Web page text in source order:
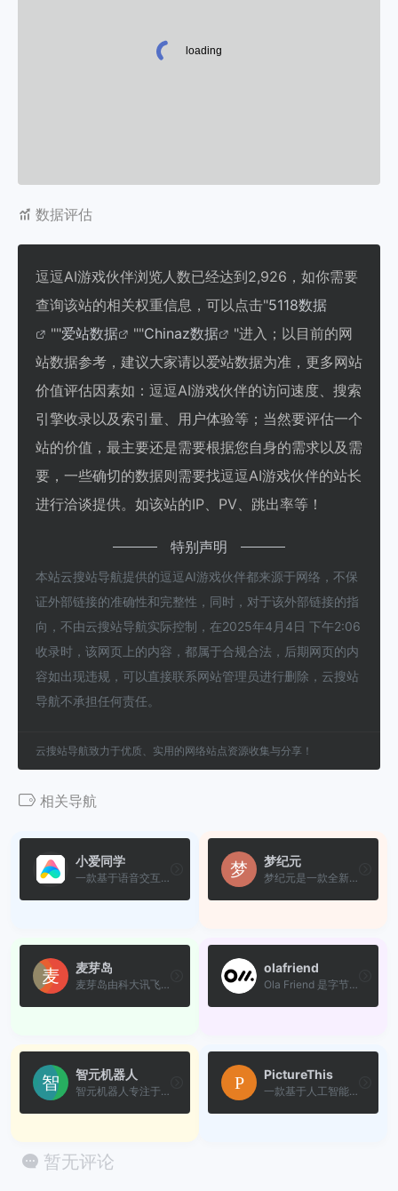
数据评估
逗逗AI游戏伙伴浏览人数已经达到2,926，如你需要
查询该站的相关权重信息，可以点击"5118数据
""爱站数据 ""Chinaz数据
"进入；以目前的网
站数据参考，建议大家请以爱站数据为准，更多网站
价值评估因素如：逗逗AI游戏伙伴的访问速度、搜索
引擎收录以及索引量、用户体验等；当然要评估一个
站的价值，最主要还是需要根据您自身的需求以及需
要，一些确切的数据则需要找逗逗AI游戏伙伴的站长
进行洽谈提供。如该站的IP、PV、跳出率等！
特别声明
本站云搜站导航提供的逗逗AI游戏伙伴都来源于网络，不保
证外部链接的准确性和完整性，同时，对于该外部链接的指
向，不由云搜站导航实际控制，在2025年4月4日 下午2:06
收录时，该网页上的内容，都属于合规合法，后期网页的内
容如出现违规，可以直接联系网站管理员进行删除，云搜站
导航不承担任何责任。
云搜站导航致力于优质、实用的网络站点资源收集与分享！
相关导航
小爱同学
一款基于语音交互的人工智能...
梦纪元
梦纪元是一款全新的陪伴产品...
麦芽岛
麦芽岛由科大讯飞精心打造，...
olafriend
Ola Friend 是字节跳动旗下豆...
智元机器人
智元机器人专注于AI与机器人...
PictureThis
一款基于人工智能技术的植物...
暂无评论